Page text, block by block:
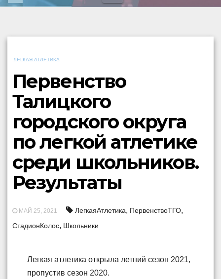
ЛЕГКАЯ АТЛЕТИКА
Первенство
Талицкого
городского округа
по легкой атлетике
среди школьников.
Результаты
МАЙ 25, 2021 ЛегкаяАтлетика, ПервенствоТГО,
СтадионКолос, Школьники
Легкая атлетика открыла летний сезон 2021,
пропустив сезон 2020.